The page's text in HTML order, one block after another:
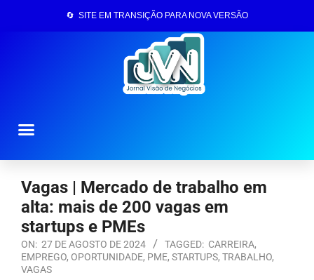
🔄 SITE EM TRANSIÇÃO PARA NOVA VERSÃO
Vagas | Mercado de trabalho em
alta: mais de 200 vagas em
startups e PMEs
ON: 27 DE AGOSTO DE 2024 TAGGED: CARREIRA,
EMPREGO, OPORTUNIDADE, PME, STARTUPS, TRABALHO,
VAGAS